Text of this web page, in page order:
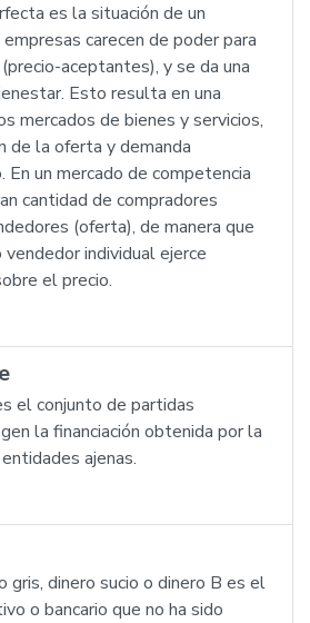
es la situación de un
carecen de poder para
aceptantes), y se da una
Esto resulta en una
mercados de bienes y servicios,
de la oferta y demanda
En un mercado de competencia
cantidad de compradores
(oferta), de manera que
vendedor individual ejerce
el precio.
el conjunto de partidas
la financiación obtenida por la
ajenas.
gris, dinero sucio o dinero B es el
o bancario que no ha sido